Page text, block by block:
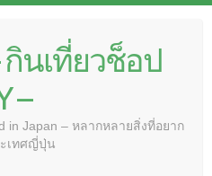
กินเที่ยวช็อป
–
in Japan – หลากหลายสิ่งที่อยาก
เทศญี่ปุ่น